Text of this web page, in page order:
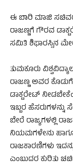
ಈ ಬಾರಿ ಮಾಜಿ
ರಾಜಣ್ಣಗೆ ಗೌರವ
ಸಮಿತಿ ಶಿಫಾರಸ್ಸಿನ
ತುಮಕೂರು
ರಾಜಣ್ಣ ಅವರ
ಡಾಕ್ಟರೇಟ್
ಇಬ್ಬರ
ಬೇರೆ ರಾಜ್ಯಗಳಲ್ಲಿ
ನಿಯಮಗಳೇನು ಹಾಗೂ
ರಾಜಕಾರಣಿಗಳು
ಎಂಬುದರ ಕುರಿತು